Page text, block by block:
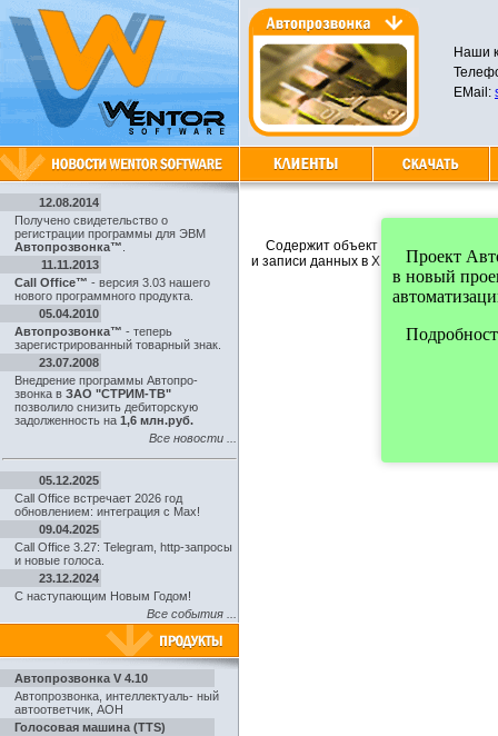
Наши
EMail:
12.08.2014
Получено свидетельство о
регистрации программы для ЭВМ
Автопрозвонка™
11.11.2013
Call Office™ - версия 3.03 нашего
нового программного продукта.
05.04.2010
Автопрозвонка™ - теперь
зарегистрированный товарный знак.
23.07.2008
Внедрение программы Автопро-
звонка в ЗАО "СТРИМ-ТВ"
позволило снизить дебиторскую
задолженность на 1,6 млн.руб.
Все новости ...
05.12.2025
Call Office встречает 2026 год
обновлением: интеграция с Max!
09.04.2025
Call Office 3.27: Telegram, http-запросы
и новые голоса.
23.12.2024
С наступающим Новым Годом!
Все события ...
Автопрозвонка V 4.10
Автопрозвонка интеллектуаль- ный
автоответчик, АОН
Голосовая машина (TTS)
Содержит объект для работы с
и записи данных в XML формате. В
Проект
в новый